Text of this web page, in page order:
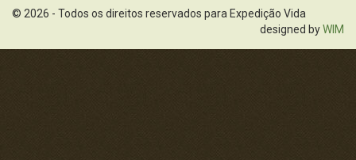
© 2026 - Todos os direitos reservados para Expedição Vida
designed byWIM